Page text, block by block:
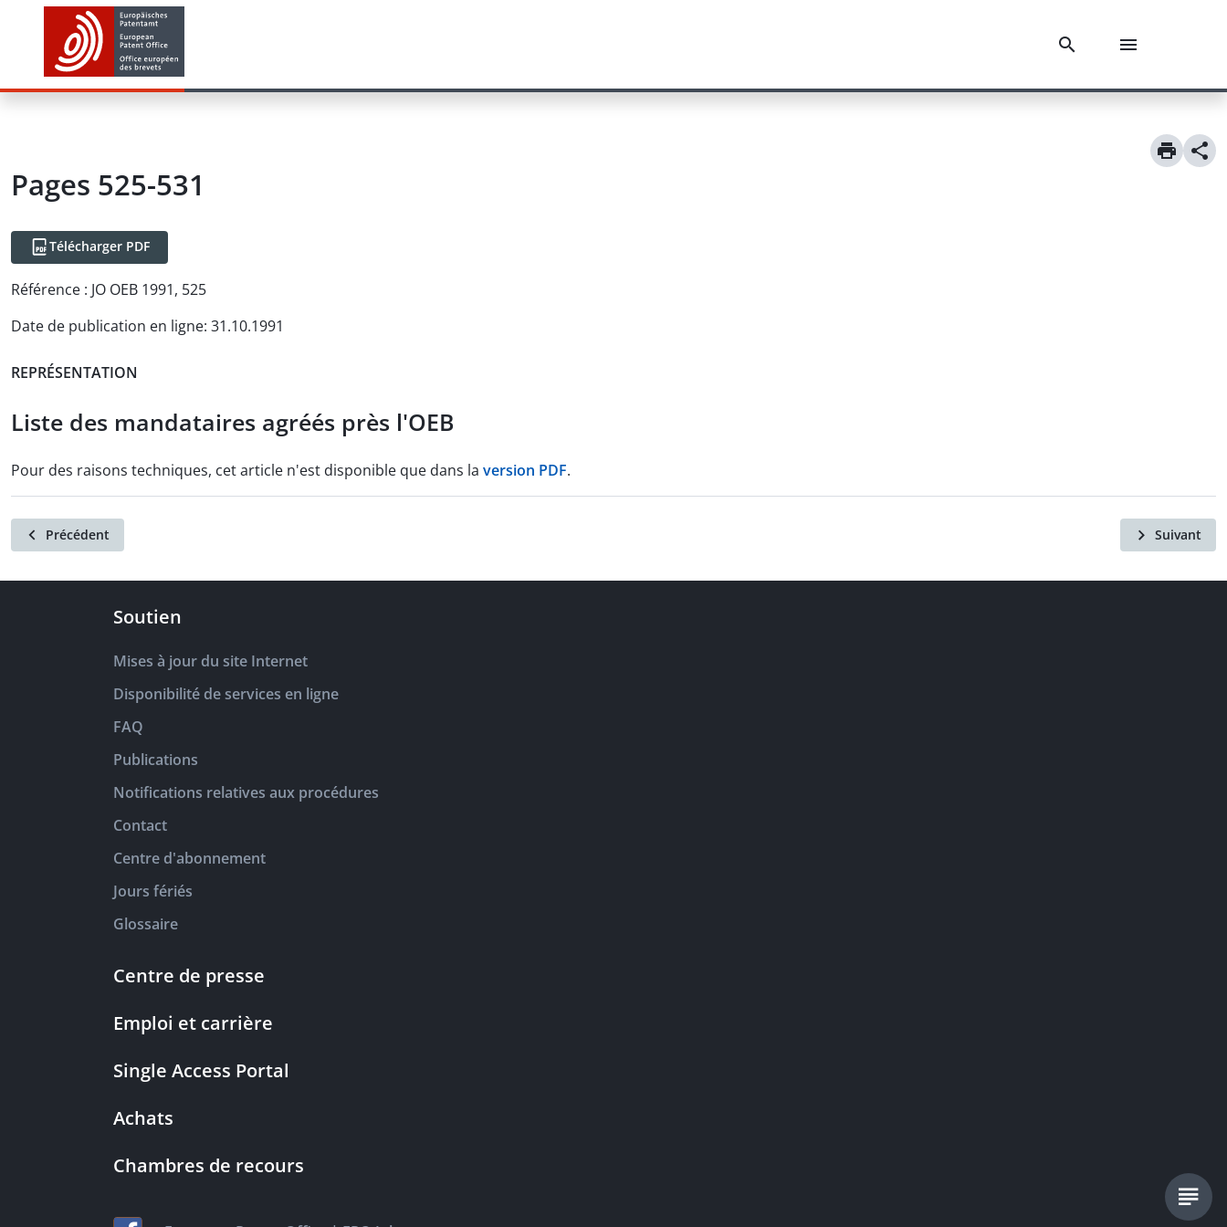
Pages 525-531
Télécharger PDF
Référence : JO OEB 1991, 525
Date de publication en ligne: 31.10.1991
REPRÉSENTATION
Liste des mandataires agréés près l'OEB
Pour des raisons techniques, cet article n'est disponible que dans la version PDF.
Précédent Suivant
Soutien
Mises à jour du site Internet
Disponibilité de services en ligne
FAQ
Publications
Notifications relatives aux procédures
Contact
Centre d'abonnement
Jours fériés
Glossaire
Centre de presse
Emploi et carrière
Single Access Portal
Achats
Chambres de recours